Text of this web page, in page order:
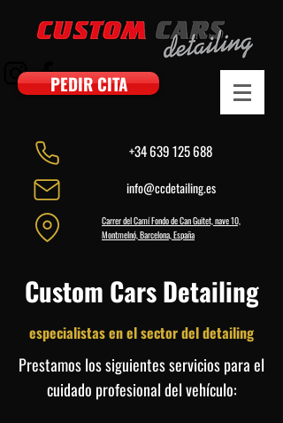
PEDIR CITA
+34 639 125 688
info@ccdetailing.es
Carrer del Camí Fondo de Can Guitet, nave 10,
Montmelnó, Barcelona, España
Custom Cars Detailing
especialistas en el sector del detailing
Prestamos los siguientes servicios para el
cuidado profesional del vehículo: